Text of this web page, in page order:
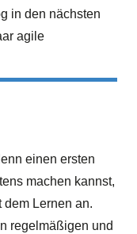
in den nächsten
agile
einen ersten
machen kannst,
Lernen an.
regelmäßigen und